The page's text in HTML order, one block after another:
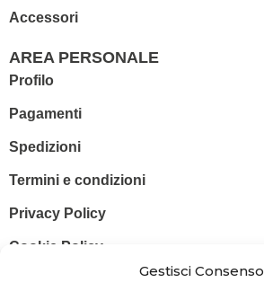
Gestisci Consenso
Accessori
AREA PERSONALE
Profilo
Pagamenti
Spedizioni
Termini e condizioni
Privacy Policy
Cookie Policy